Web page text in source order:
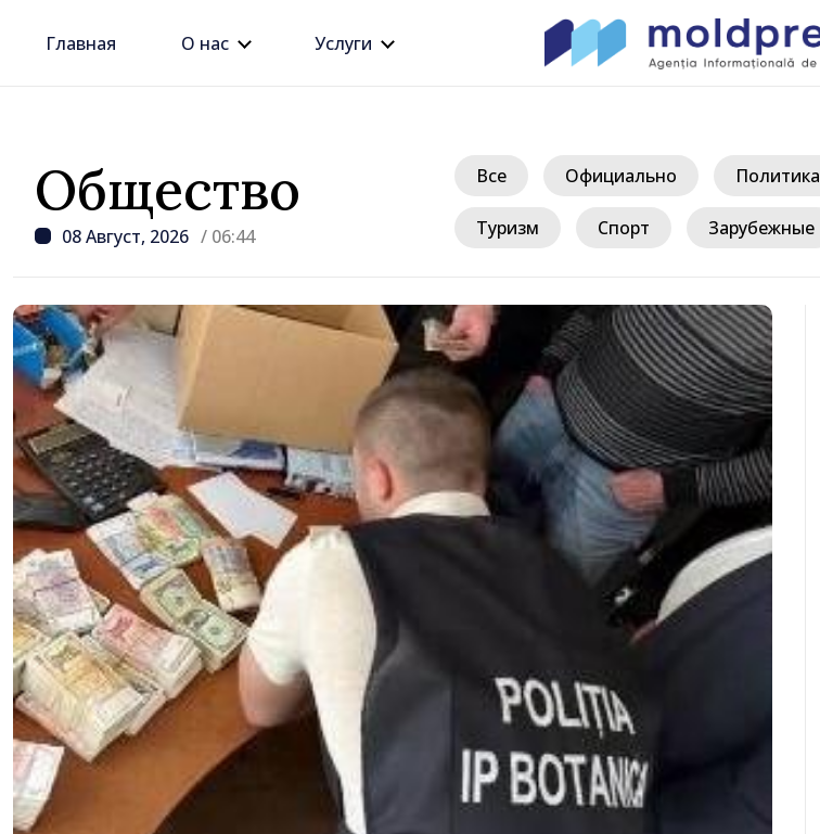
Главная О нас Услуги
Общество
08 Август, 2026 / 06:44
Все Официально Политика
Туризм Спорт Зарубежные
/ 12 часов назад
Премьер-министр Василе Тофан
провёл встречу с послом Италии
Джузеппе Мария Перриконе